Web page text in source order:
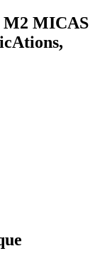
M2 MICAS